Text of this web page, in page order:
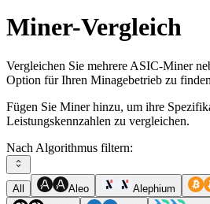
Miner-Vergleich
Vergleichen Sie mehrere ASIC-Miner
Option für Ihren Minagebetrieb zu
Fügen Sie Miner hinzu, um ihre
Leistungskennzahlen zu vergleichen.
Nach Algorithmus filtern:
All Aleo Alephium